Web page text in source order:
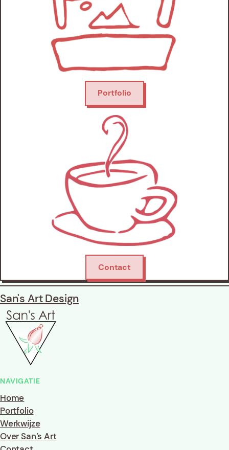
Portfolio
Contact
San's Art Design
NAVIGATIE
Home
Portfolio
Werkwijze
Over San’s Art